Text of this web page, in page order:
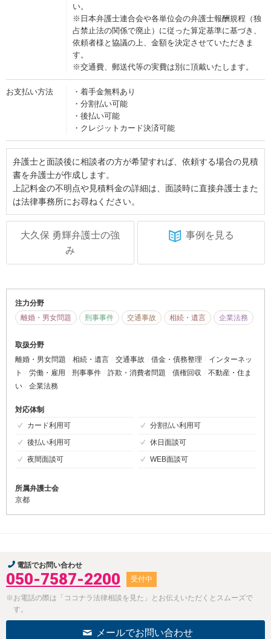
い。
※日本弁護士連合会や各単位会の弁護士報酬規程（独
占禁止法の関係で廃止）に従った算定基準に基づき、
依頼者様と協議の上、金額を決定させていただきま
す。
※交通費、郵送代等の実費は別に頂戴いたします。
お支払い方法
・着手金無料あり
・分割払い可能
・後払い可能
・クレジットカード決済可能
弁護士と面談後に相談者の方が希望すれば、依頼する場合の見積
書を弁護士が作成します。
上記料金の不明点や見積料金の詳細は、面談時に直接弁護士また
は法律事務所にお尋ねください。
大久保 勇輝弁護士の強
み
事例を見る
注力分野
離婚・男女問題
刑事事件 交通事故 相続・遺言 企業法務
取扱分野
離婚・男女問題
相続・遺言 交通事故 借金・債務整理
インターネッ
ト
労働・雇用 刑事事件 詐欺・消費者問題 債権回収
不動産・住ま
い
企業法務
対応体制
カード利用可
分割払い利用可
後払い利用可
休日面談可
夜間面談可
WEB面談可
所属弁護士会
京都
電話でお問い合わせ
050-7587-2200 受付中
※お電話の際は「ココナラ法律相談を見た」とお伝えいただくとスムーズで
す。
メールでお問い合わせ